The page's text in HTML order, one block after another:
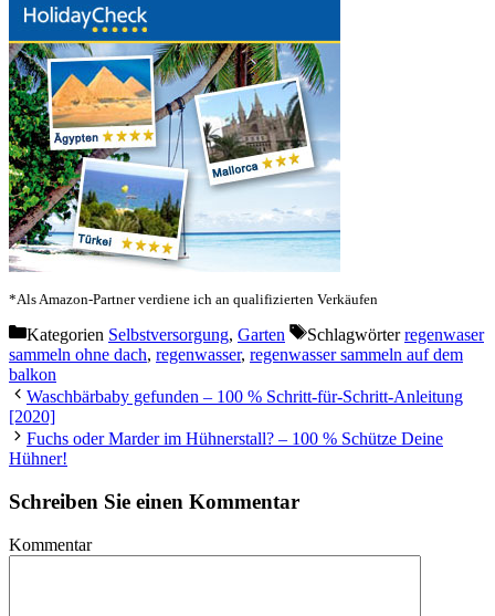
*Als Amazon-Partner verdiene ich an qualifizierten Verkäufen
Kategorien Selbstversorgung, Garten Schlagwörterregenwaser
sammeln ohne dach, regenwasser, regenwasser sammeln auf dem
balkon
Waschbärbaby gefunden – 100 % Schritt-für-Schritt-Anleitung
[2020]
Fuchs oder Marder im Hühnerstall? – 100 % Schütze Deine
Hühner!
Schreiben Sie einen Kommentar
Kommentar